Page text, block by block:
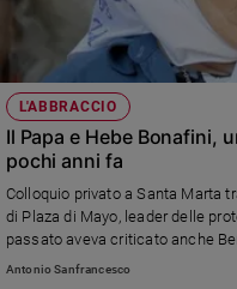
L'ABBRACCIO
Il Papa e Hebe Bonafini,
pochi anni fa
Colloquio privato a Santa Marta
di Plaza di Mayo, leader delle
passato aveva criticato anche
avuto durante gli anni della
Antonio Sanfrancesco